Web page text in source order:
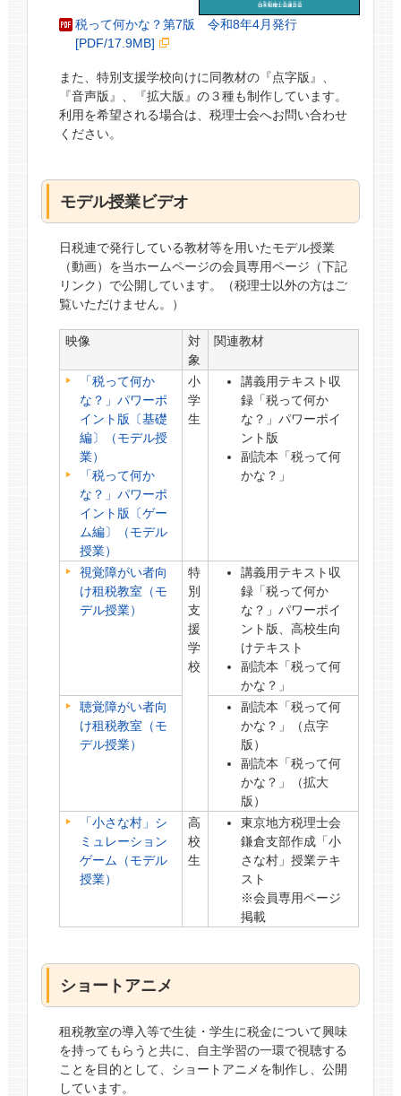
税って何かな？第7版 令和8年4月発行
[PDF/17.9MB]
また、特別支援学校向けに同教材の『点字版』、
『音声版』、『拡大版』の３種も制作しています。
利用を希望される場合は、税理士会へお問い合わせ
ください。
モデル授業ビデオ
日税連で発行している教材等を用いたモデル授業
（動画）を当ホームページの会員専用ページ（下記
リンク）で公開しています。（税理士以外の方はご
覧いただけません。）
映像
対
象
関連教材
「税って何か
な？」パワーポ
イント版〔基礎
編〕（モデル授
業）
「税って何か
な？」パワーポ
イント版〔ゲー
ム編〕（モデル
授業）
小
学
生
講義用テキスト収
録「税って何か
な？」パワーポイ
ント版
副読本「税って何
かな？」
視覚障がい者向
け租税教室（モ
デル授業）
特
別
支
援
学
校
講義用テキスト収
録「税って何か
な？」パワーポイ
ント版、高校生向
けテキスト
副読本「税って何
かな？」
聴覚障がい者向
け租税教室（モ
デル授業）
副読本「税って何
かな？」（点字
版）
副読本「税って何
かな？」（拡大
版）
「小さな村」シ
ミュレーション
ゲーム（モデル
授業）
高
校
生
東京地方税理士会
鎌倉支部作成「小
さな村」授業テキ
スト
※会員専用ページ
掲載
ショートアニメ
租税教室の導入等で生徒・学生に税金について興味
を持ってもらうと共に、自主学習の一環で視聴する
ことを目的として、ショートアニメを制作し、公開
しています。